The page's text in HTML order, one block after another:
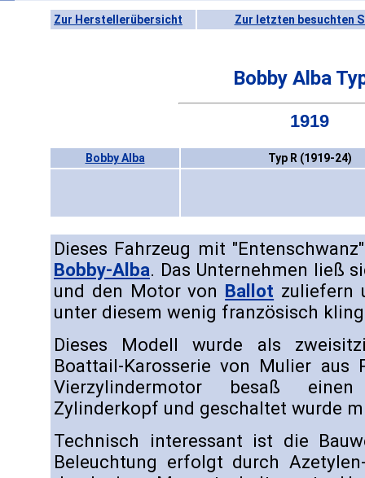
Zur Herstellerübersicht Zur letzten besuchten
Bobby Alba
1919
Bobby Alba Typ R (1919-24)
Dieses Fahrzeug mit
Bobby-Alba. Das Unternehmen ließ
und den Motor von Ballot zuliefern
unter diesem wenig französisch
Dieses Modell wurde als
Boattail-Karosserie von Mulier aus
Vierzylindermotor besaß
Zylinderkopf und geschaltet wurde
Technisch interessant ist die
Beleuchtung erfolgt durch